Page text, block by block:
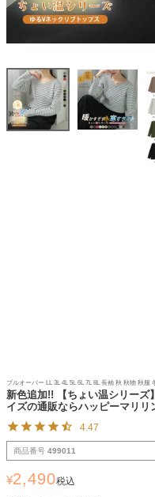
プルオーバー LL 3L 4L 5L 6L 7L 8L 長袖 秋 秋物 秋
新色追加!! 【ちょい温シリー
イズの通販ならハッピーマリリ
4.47
商品番号 499011
¥2,490税込